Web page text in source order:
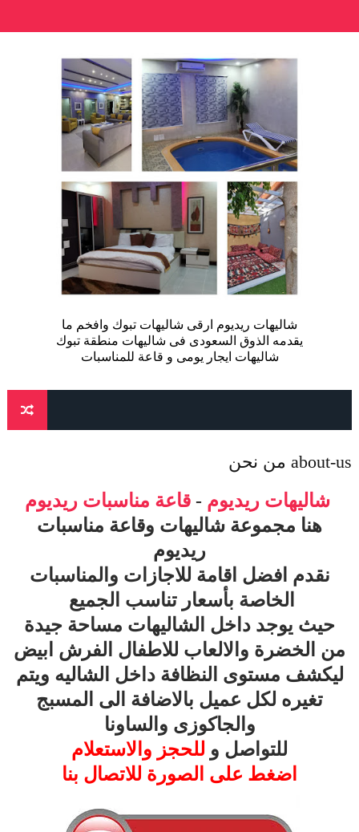
شاليهات ريديوم ارقى شاليهات تبوك وافخم ما
يقدمه الذوق السعودى فى شاليهات منطقة تبوك
شاليهات ايجار يومى و قاعة للمناسبات
about-us من نحن
شاليهات ريديوم -قاعة مناسبات ريديوم
هنا مجموعة شاليهات وقاعة مناسبات
ريديوم
نقدم افضل اقامة للاجازات والمناسبات
الخاصة بأسعار تناسب الجميع
حيث يوجد داخل الشاليهات مساحة جيدة
من الخضرة والالعاب للاطفال الفرش ابيض
ليكشف مستوى النظافة داخل الشاليه ويتم
تغيره لكل عميل بالاضافة الى المسبج
والجاكوزى والساونا
للتواصل و للحجز والاستعلام
اضغط على الصورة للاتصال بنا